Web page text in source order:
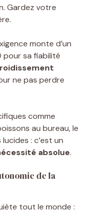
Gardez votre
monte d’un
pour sa fiabilité
ne pas perdre
comme
au bureau, le
: c’est un
absolue.
de la
tout le monde :